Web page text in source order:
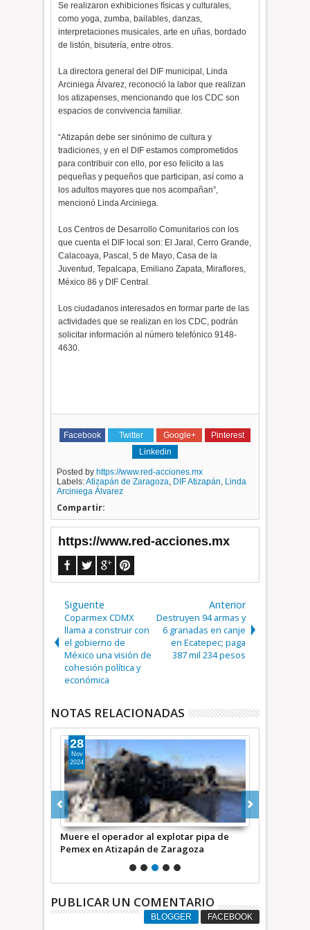
Se realizaron exhibiciones físicas y culturales,
como yoga, zumba, bailables, danzas,
interpretaciones musicales, arte en uñas, bordado
de listón, bisutería, entre otros.
La directora general del DIF municipal, Linda
Arciniega Álvarez, reconoció la labor que realizan
los atizapenses, mencionando que los CDC son
espacios de convivencia familiar.
“Atizapán debe ser sinónimo de cultura y
tradiciones, y en el DIF estamos comprometidos
para contribuir con ello, por eso felicito a las
pequeñas y pequeños que participan, así como a
los adultos mayores que nos acompañan”,
mencionó Linda Arciniega.
Los Centros de Desarrollo Comunitarios con los
que cuenta el DIF local son: El Jaral, Cerro Grande,
Calacoaya, Pascal, 5 de Mayo, Casa de la
Juventud, Tepalcapa, Emiliano Zapata, Miraflores,
México 86 y DIF Central.
Los ciudadanos interesados en formar parte de las
actividades que se realizan en los CDC, podrán
solicitar información al número telefónico 9148-
4630.
Facebook Twitter Google+
Pinterest
Linkedin
Posted by https://www.red-acciones.mx
Labels:Atizapán de Zaragoza, DIF Atizapán, Linda
Arciniega Álvarez
Compartir:
https://www.red-acciones.mx
Siguente
Coparmex CDMX
llama a construir con
el gobierno de
México una visión de
cohesión política y
económica
Anterior
Destruyen 94 armas y
6 granadas en canje
en Ecatepec; paga
387 mil 234 pesos
NOTAS RELACIONADAS
Muere el operador al explotar pipa de
Pemex en Atizapán de Zaragoza
28
Nov
2024
PUBLICAR UN COMENTARIO
BLOGGER FACEBOOK